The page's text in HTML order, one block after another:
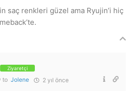
saç renkleri güzel ama Ryujin’i hiç
Ziyaretçi
to Jolene 2 yıl önce